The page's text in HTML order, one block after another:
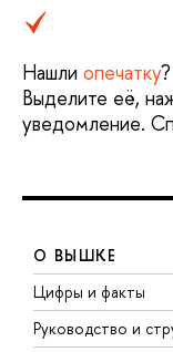
Нашли опечатку?
Выделите её,
уведомление.
О ВЫШКЕ
Цифры и факты
Руководство и